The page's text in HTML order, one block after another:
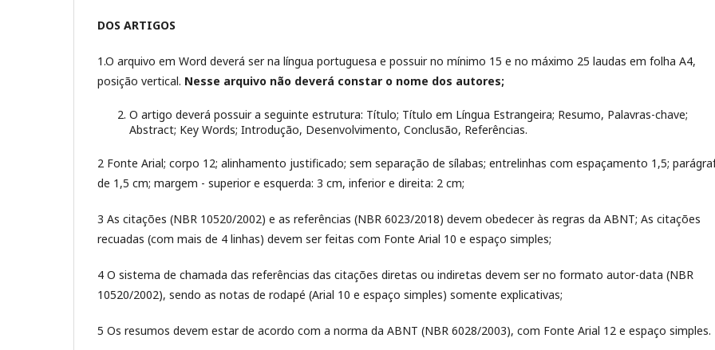
DOS ARTIGOS
1.O arquivo em Word deverá ser na língua portuguesa e possuir no mínimo 15 e no máximo 25 laudas em folha A4,
posição vertical. Nesse arquivo não deverá constar o nome dos autores;
O artigo deverá possuir a seguinte estrutura: Título; Título em Língua Estrangeira; Resumo, Palavras-chave;
Abstract; Key Words; Introdução, Desenvolvimento, Conclusão, Referências.
2 Fonte Arial; corpo 12; alinhamento justificado; sem separação de sílabas; entrelinhas com espaçamento 1,5;
de 1,5 cm; margem - superior e esquerda: 3 cm, inferior e direita: 2 cm;
3 As citações (NBR 10520/2002) e as referências (NBR 6023/2018) devem obedecer às regras da ABNT; As citações
recuadas (com mais de 4 linhas) devem ser feitas com Fonte Arial 10 e espaço simples;
4 O sistema de chamada das referências das citações diretas ou indiretas devem ser no formato autor-data (NBR
10520/2002), sendo as notas de rodapé (Arial 10 e espaço simples) somente explicativas;
5 Os resumos devem estar de acordo com a norma da ABNT (NBR 6028/2003), com Fonte Arial 12 e espaço simples.